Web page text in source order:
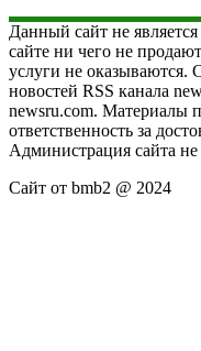
Данный сайт не
сайте ни чего не
услуги не оказываются.
новостей RSS канала
newsru.com. Материалы
ответственность за
Администрация сайта не
Сайт от bmb2 @ 2024